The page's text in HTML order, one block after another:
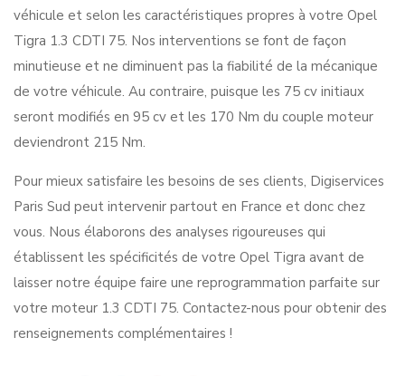
véhicule et selon les caractéristiques propres à votre Opel
Tigra 1.3 CDTI 75. Nos interventions se font de façon
minutieuse et ne diminuent pas la fiabilité de la mécanique
de votre véhicule. Au contraire, puisque les 75 cv initiaux
seront modifiés en 95 cv et les 170 Nm du couple moteur
deviendront 215 Nm.
Pour mieux satisfaire les besoins de ses clients, Digiservices
Paris Sud peut intervenir partout en France et donc chez
vous. Nous élaborons des analyses rigoureuses qui
établissent les spécificités de votre Opel Tigra avant de
laisser notre équipe faire une reprogrammation parfaite sur
votre moteur 1.3 CDTI 75. Contactez-nous pour obtenir des
renseignements complémentaires !